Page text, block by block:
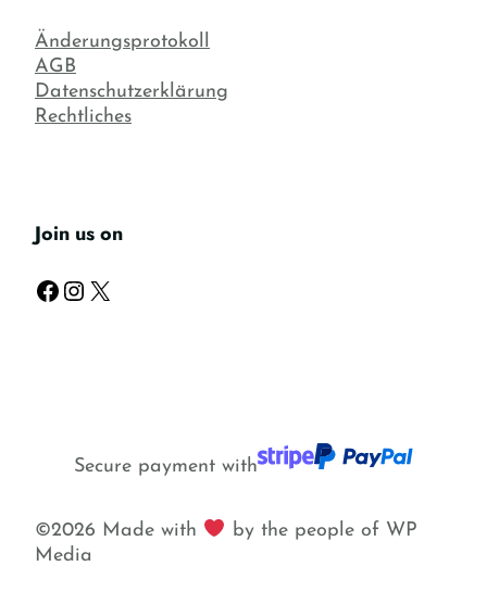
Änderungsprotokoll
AGB
Datenschutzerklärung
Rechtliches
Join us on
Facebook Instagram X
Secure payment with
©2026 Made with
by the people of WP
Media